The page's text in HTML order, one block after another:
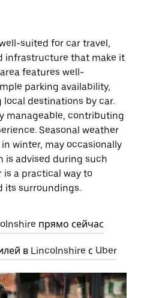
suited for car travel,
infrastructure that make it
features well-
parking availability,
destinations by car.
manageable, contributing
Seasonal weather
winter, may occasionally
is advised during such
is a practical way to
its surroundings.
прямо сейчас
в Lincolnshire с Uber